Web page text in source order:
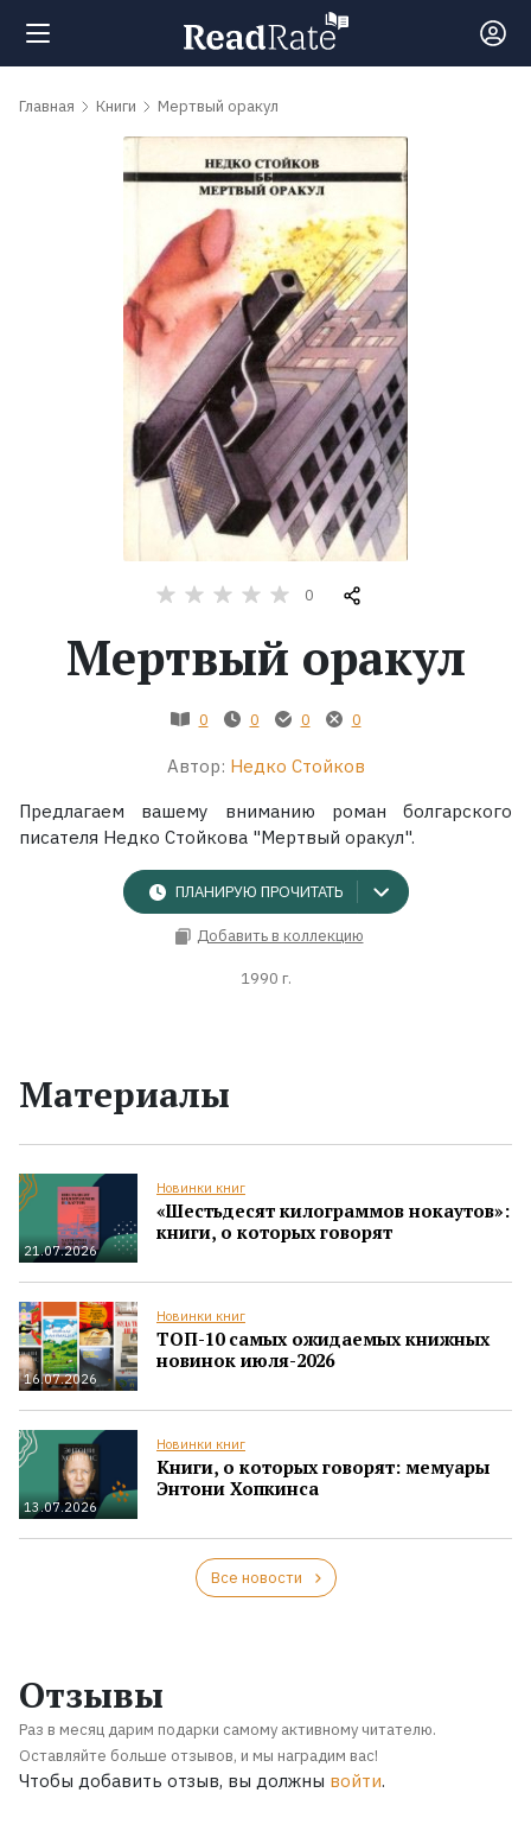
Поиск
обсуждаемые
Серии
Экранизации
Главная Книги Мертвый оракул
0
Мертвый оракул
0 0 0 0
Автор: Недко Стойков
Предлагаем вашему вниманию роман болгарского
писателя Недко Стойкова "Мертвый оракул".
ПЛАНИРУЮ ПРОЧИТАТЬ
Добавить в коллекцию
1990 г.
Материалы
21.07.2026
Новинки книг
«Шестьдесят килограммов нокаутов»:
книги, о которых говорят
16.07.2026
Новинки книг
ТОП-10 самых ожидаемых книжных
новинок июля-2026
13.07.2026
Новинки книг
Книги, о которых говорят: мемуары
Энтони Хопкинса
Все новости
Отзывы
Раз в месяц дарим подарки самому активному читателю.
Оставляйте больше отзывов, и мы наградим вас!
Чтобы добавить отзыв, вы должны войти.